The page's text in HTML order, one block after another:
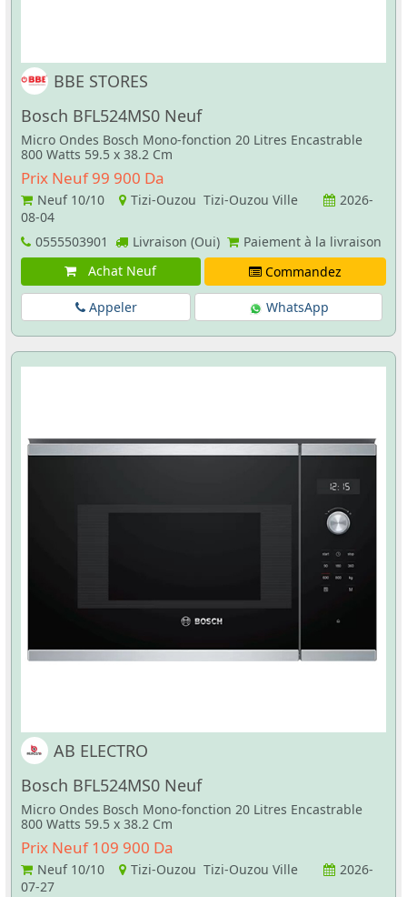
BBE STORES
Bosch BFL524MS0 Neuf
Micro Ondes Bosch Mono-fonction 20 Litres Encastrable
800 Watts 59.5 x 38.2 Cm
Prix Neuf 99 900 Da
Neuf 10/10 Tizi-Ouzou Tizi-Ouzou Ville
2026-
08-04
0555503901
Livraison (Oui)
Paiement à la livraison
Achat Neuf
Commandez
Appeler WhatsApp
AB ELECTRO
Bosch BFL524MS0 Neuf
Micro Ondes Bosch Mono-fonction 20 Litres Encastrable
800 Watts 59.5 x 38.2 Cm
Prix Neuf 109 900 Da
Neuf 10/10 Tizi-Ouzou Tizi-Ouzou Ville
2026-
07-27